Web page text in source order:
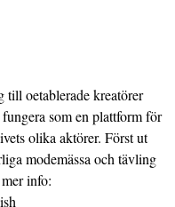
till oetablerade kreatörer
som en plattform för
olika aktörer. Först ut
modemässa och tävling
info: